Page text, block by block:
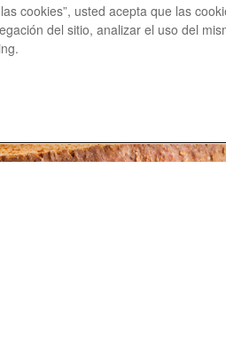
cookies”, usted acepta que las
del sitio, analizar el uso del